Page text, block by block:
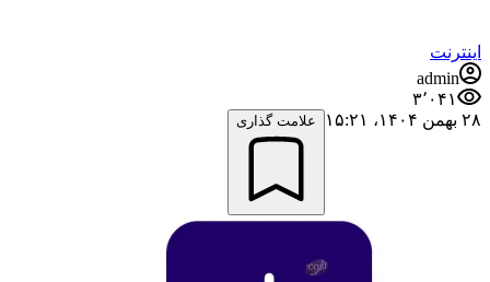
اینترنت
admin
۳٬۰۴۱
۲۸ بهمن ۱۴۰۴،‏ ۱۵:۲۱
علامت گذاری